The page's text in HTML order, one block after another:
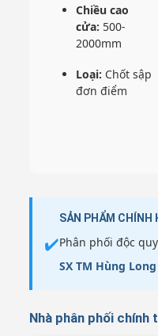
Chiều cao
cửa: 500-
2000mm
Loại: Chốt sập
đơn điểm
✔️
SẢN PHẨM CHÍNH
Phân phối độc
SX TM Hùng Long
Nhà phân phối chính